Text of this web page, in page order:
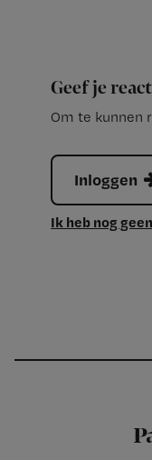
Geef je
Om te kunnen
Inloggen
Ik heb nog